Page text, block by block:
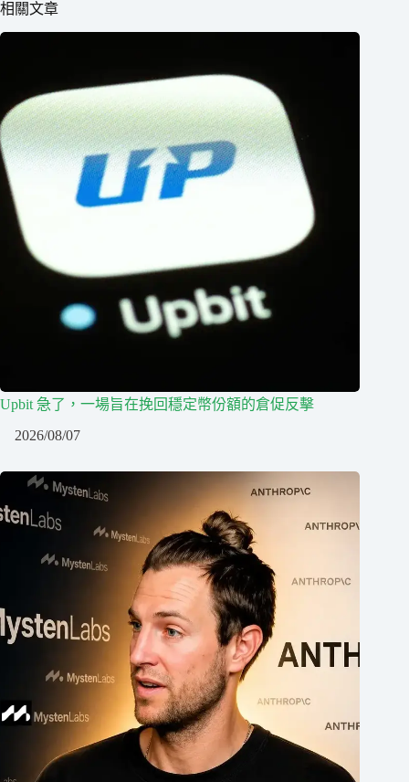
相關文章
Upbit 急了，一場旨在挽回穩定幣份額的倉促反擊
2026/08/07